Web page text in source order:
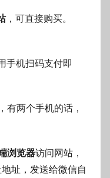
，可直接购买。
手机扫码支付即
有两个手机的话，
浏览器访问网站，
址，发送给微信自